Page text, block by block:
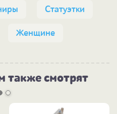
Статуэтки
Женщине
также смотрят